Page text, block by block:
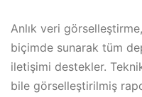
Anlık veri
biçimde sunarak tüm
iletişimi destekler.
bile görselleştirilmiş